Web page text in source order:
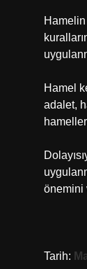
Hamelin
Hamel
adalet,
önemini
Tarih: